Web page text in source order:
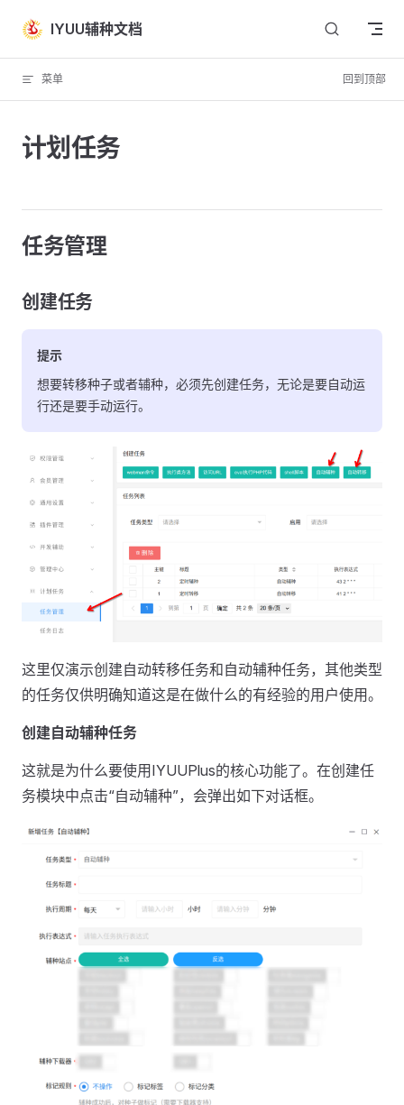
Skip to content
IYUU辅种文档
菜单 回到顶部
计划任务
任务管理
创建任务
提示
想要转移种子或者辅种，必须先创建任务，无论是要自动运
行还是要手动运行。
这里仅演示创建自动转移任务和自动辅种任务，其他类型
的任务仅供明确知道这是在做什么的有经验的用户使用。
创建自动辅种任务
这就是为什么要使用IYUUPlus的核心功能了。在创建任
务模块中点击“自动辅种”，会弹出如下对话框。